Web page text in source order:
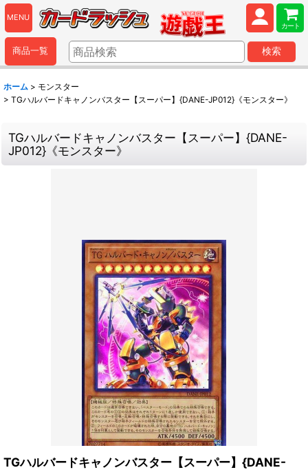
MENU
カート
商品一覧 検索
ホーム > モンスター
> TGハルバードキャノンバスター【スーパー】{DANE-JP012}《モンスター》
TGハルバードキャノンバスター【スーパー】{DANE-
JP012}《モンスター》
TGハルバードキャノンバスター【スーパー】{DANE-